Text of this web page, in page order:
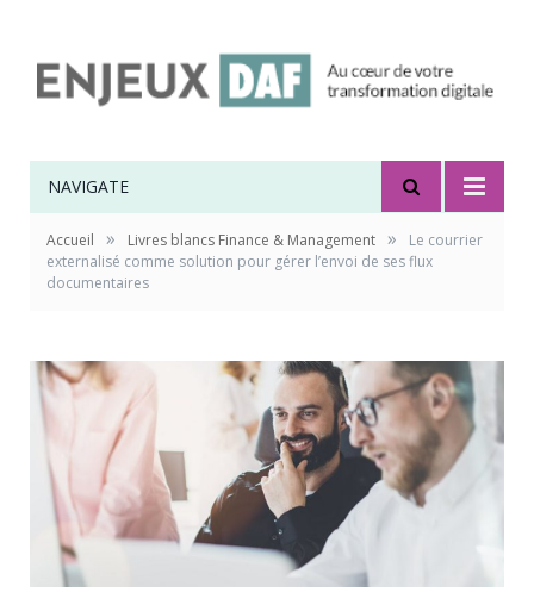
NAVIGATE
Accueil » Livres blancs Finance & Management »
Le courrier
externalisé comme solution pour gérer l’envoi de ses flux
documentaires